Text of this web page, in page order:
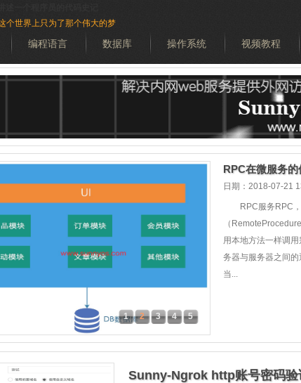
个世界上只为了那个伟大的梦
编程语言 数据库 操作系统 视频教程
1 2 3 4 5
日期：2018-07-21
RPC服务RPC
（
用本地方法一样调
务器与服务器之间
当...
Sunny-Ngrok http账号密码验